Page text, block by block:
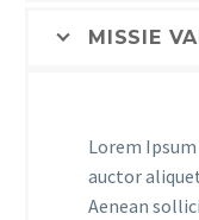
MISSIE
Lorem
auctor
Aenean